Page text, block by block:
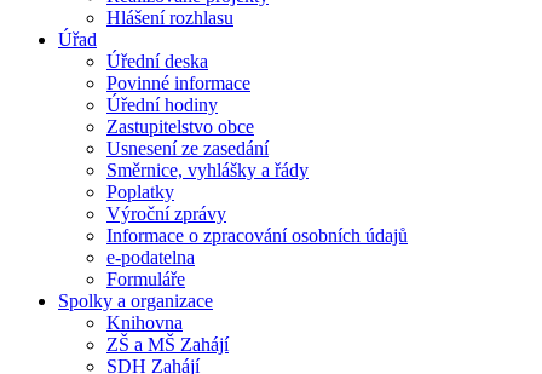
Hlášení rozhlasu
Úřad
Úřední deska
Povinné informace
Úřední hodiny
Zastupitelstvo obce
Usnesení ze zasedání
Směrnice, vyhlášky a řády
Poplatky
Výroční zprávy
Informace o zpracování osobních údajů
e-podatelna
Formuláře
Spolky a organizace
Knihovna
ZŠ a MŠ Zahájí
SDH Zahájí